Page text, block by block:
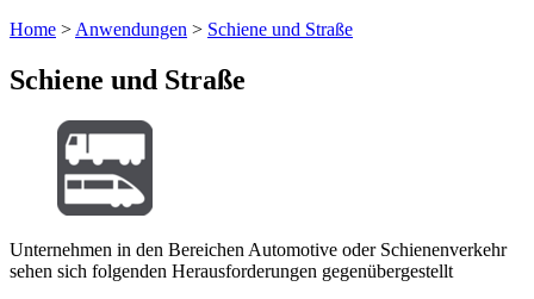
Home > Anwendungen > Schiene und Straße
Schiene und Straße
Unternehmen in den Bereichen Automotive oder Schienenverkehr
sehen sich folgenden Herausforderungen gegenübergestellt